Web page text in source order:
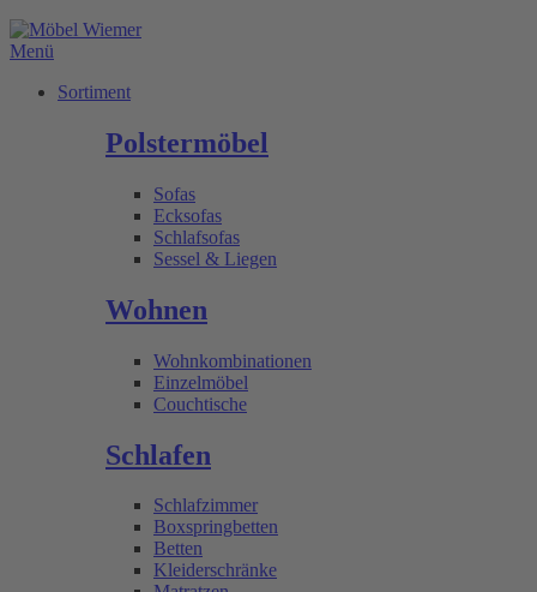
Menü
Sortiment
Polstermöbel
Sofas
Ecksofas
Schlafsofas
Sessel & Liegen
Wohnen
Wohnkombinationen
Einzelmöbel
Couchtische
Schlafen
Schlafzimmer
Boxspringbetten
Betten
Kleiderschränke